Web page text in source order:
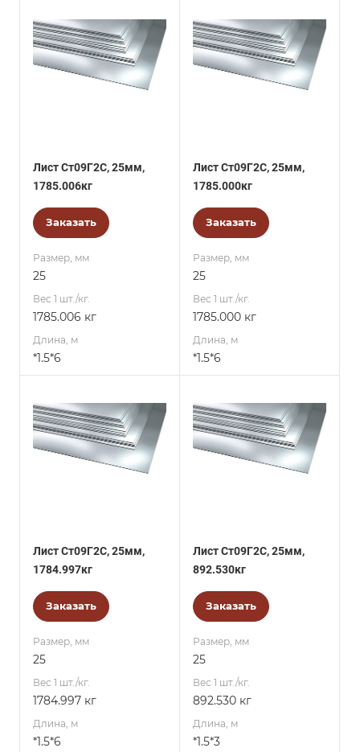
Лист Ст09Г2С, 25мм,
1785.006кг
Заказать
Размер, мм
25
Вес 1 шт./кг.
1785.006 кг
Длина, м
*1.5*6
Лист Ст09Г2С, 25мм,
1785.000кг
Заказать
Размер, мм
25
Вес 1 шт./кг.
1785.000 кг
Длина, м
*1.5*6
Лист Ст09Г2С, 25мм,
1784.997кг
Заказать
Размер, мм
25
Вес 1 шт./кг.
1784.997 кг
Длина, м
*1.5*6
Лист Ст09Г2С, 25мм,
892.530кг
Заказать
Размер, мм
25
Вес 1 шт./кг.
892.530 кг
Длина, м
*1.5*3